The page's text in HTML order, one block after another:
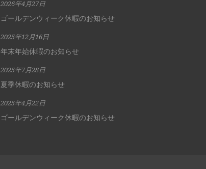
2026年4月27日
ゴールデンウィーク休暇のお知らせ
2025年12月16日
年末年始休暇のお知らせ
2025年7月28日
夏季休暇のお知らせ
2025年4月22日
ゴールデンウィーク休暇のお知らせ